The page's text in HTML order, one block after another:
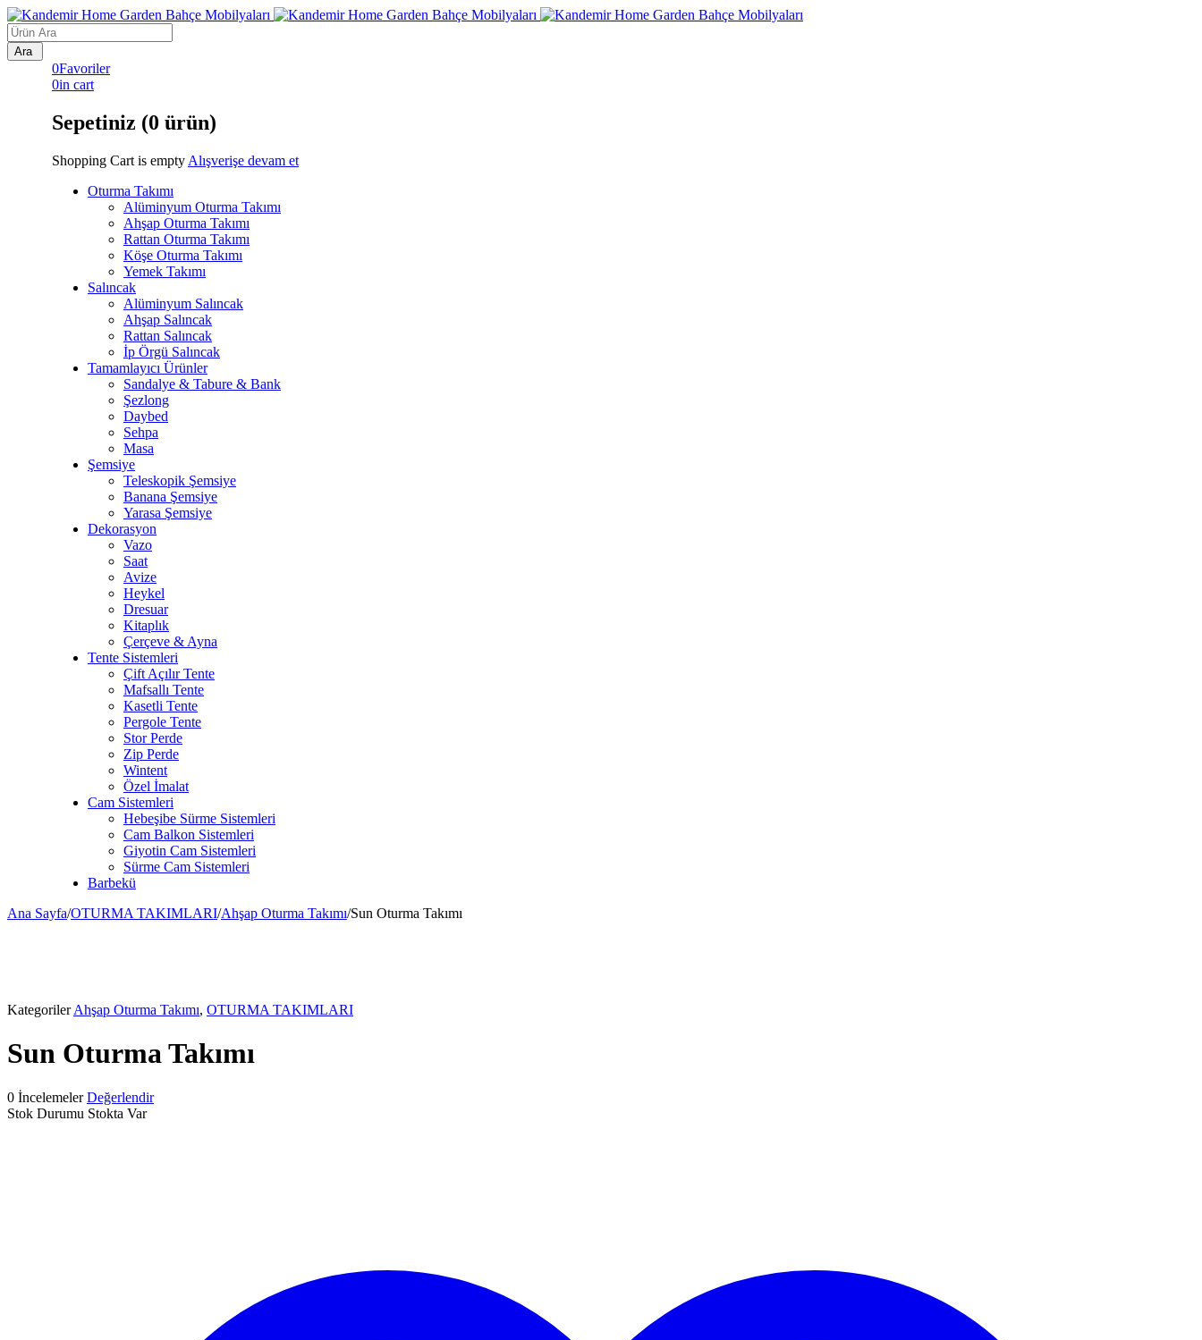
0Favoriler
0in cart
Sepetiniz (0 ürün)
Shopping Cart is empty Alışverişe devam et
Oturma Takımı
Alüminyum Oturma Takımı
Ahşap Oturma Takımı
Rattan Oturma Takımı
Köşe Oturma Takımı
Yemek Takımı
Salıncak
Alüminyum Salıncak
Ahşap Salıncak
Rattan Salıncak
İp Örgü Salıncak
Tamamlayıcı Ürünler
Sandalye & Tabure & Bank
Şezlong
Daybed
Sehpa
Masa
Şemsiye
Teleskopik Şemsiye
Banana Şemsiye
Yarasa Şemsiye
Dekorasyon
Vazo
Saat
Avize
Heykel
Dresuar
Kitaplık
Çerçeve & Ayna
Tente Sistemleri
Çift Açılır Tente
Mafsallı Tente
Kasetli Tente
Pergole Tente
Stor Perde
Zip Perde
Wintent
Özel İmalat
Cam Sistemleri
Hebeşibe Sürme Sistemleri
Cam Balkon Sistemleri
Giyotin Cam Sistemleri
Sürme Cam Sistemleri
Barbekü
Ana Sayfa/OTURMA TAKIMLARI/Ahşap Oturma Takımı/Sun Oturma Takımı
KategorilerAhşap Oturma Takımı, OTURMA TAKIMLARI
Sun Oturma Takımı
0 İncelemeler Değerlendir
Stok Durumu Stokta Var